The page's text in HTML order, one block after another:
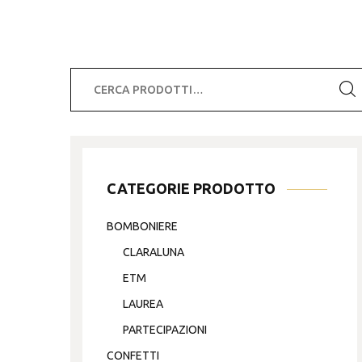
CATEGORIE PRODOTTO
BOMBONIERE
CLARALUNA
ETM
LAUREA
PARTECIPAZIONI
CONFETTI